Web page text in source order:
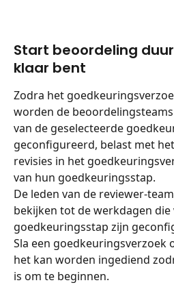
Start beoordeling
klaar bent
Zodra het
worden de
van de geselecteerde
geconfigureerd, belast met
revisies in het
van hun goedkeuringsstap.
De leden van de reviewer-
bekijken tot de werkdagen
goedkeuringsstap zijn
Sla een goedkeuringsverzoek
het kan worden ingediend
is om te beginnen.